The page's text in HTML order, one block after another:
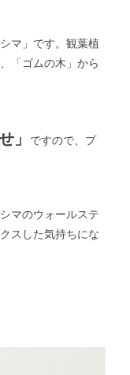
マ」です。観葉植
「ゴムの木」から
」 ですので、プ
マのウォールステ
スした気持ちにな